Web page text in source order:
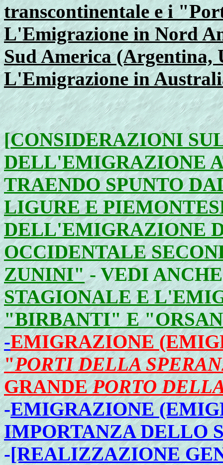
transcontinentale e i
L'Emigrazione in Nord
Sud America (Argentina,
L'Emigrazione in
[CONSIDERAZIONI
DELL'EMIGRAZIONE
TRAENDO SPUNTO
LIGURE E
DELL'EMIGRAZIONE
OCCIDENTALE
ZUNINI"- VEDI
STAGIONALE E
"BIRBANTI" E
-EMIGRAZIONE
"PORTI DELLA
GRANDEPORTO
-EMIGRAZIONE
IMPORTANZA DELLO
-[REALIZZAZIONE